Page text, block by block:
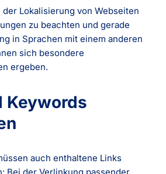
Lokalisierung von Webseiten
zu beachten und gerade
in Sprachen mit einem anderen
sich besondere
ergeben.
Keywords
auch enthaltene Links